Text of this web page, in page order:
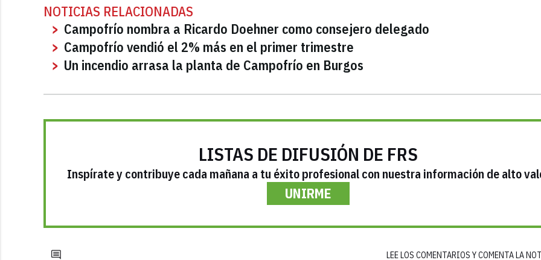
NOTICIAS RELACIONADAS
Campofrío nombra a Ricardo Doehner como consejero delegado
Campofrío vendió el 2% más en el primer trimestre
Un incendio arrasa la planta de Campofrío en Burgos
LISTAS DE DIFUSIÓN DE FRS
Inspírate y contribuye cada mañana a tu éxito profesional con nuestra información de alto
UNIRME
LEE LOS COMENTARIOS Y COMENTA LA